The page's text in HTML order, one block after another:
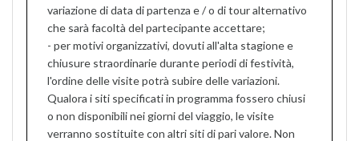
variazione di data di partenza e / o di tour alternativo
che sarà facoltà del partecipante accettare;
- per motivi organizzativi, dovuti all'alta stagione e
chiusure straordinarie durante periodi di festività,
l'ordine delle visite potrà subire delle variazioni.
Qualora i siti specificati in programma fossero chiusi
o non disponibili nei giorni del viaggio, le visite
verranno sostituite con altri siti di pari valore. Non